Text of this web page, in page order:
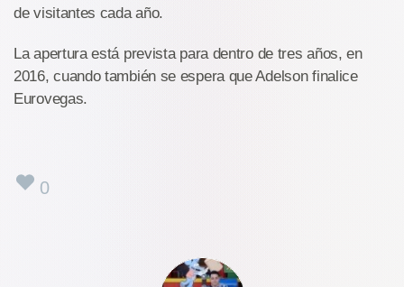
de visitantes cada año.
La apertura está prevista para dentro de tres años, en
2016, cuando también se espera que Adelson finalice
Eurovegas.
0